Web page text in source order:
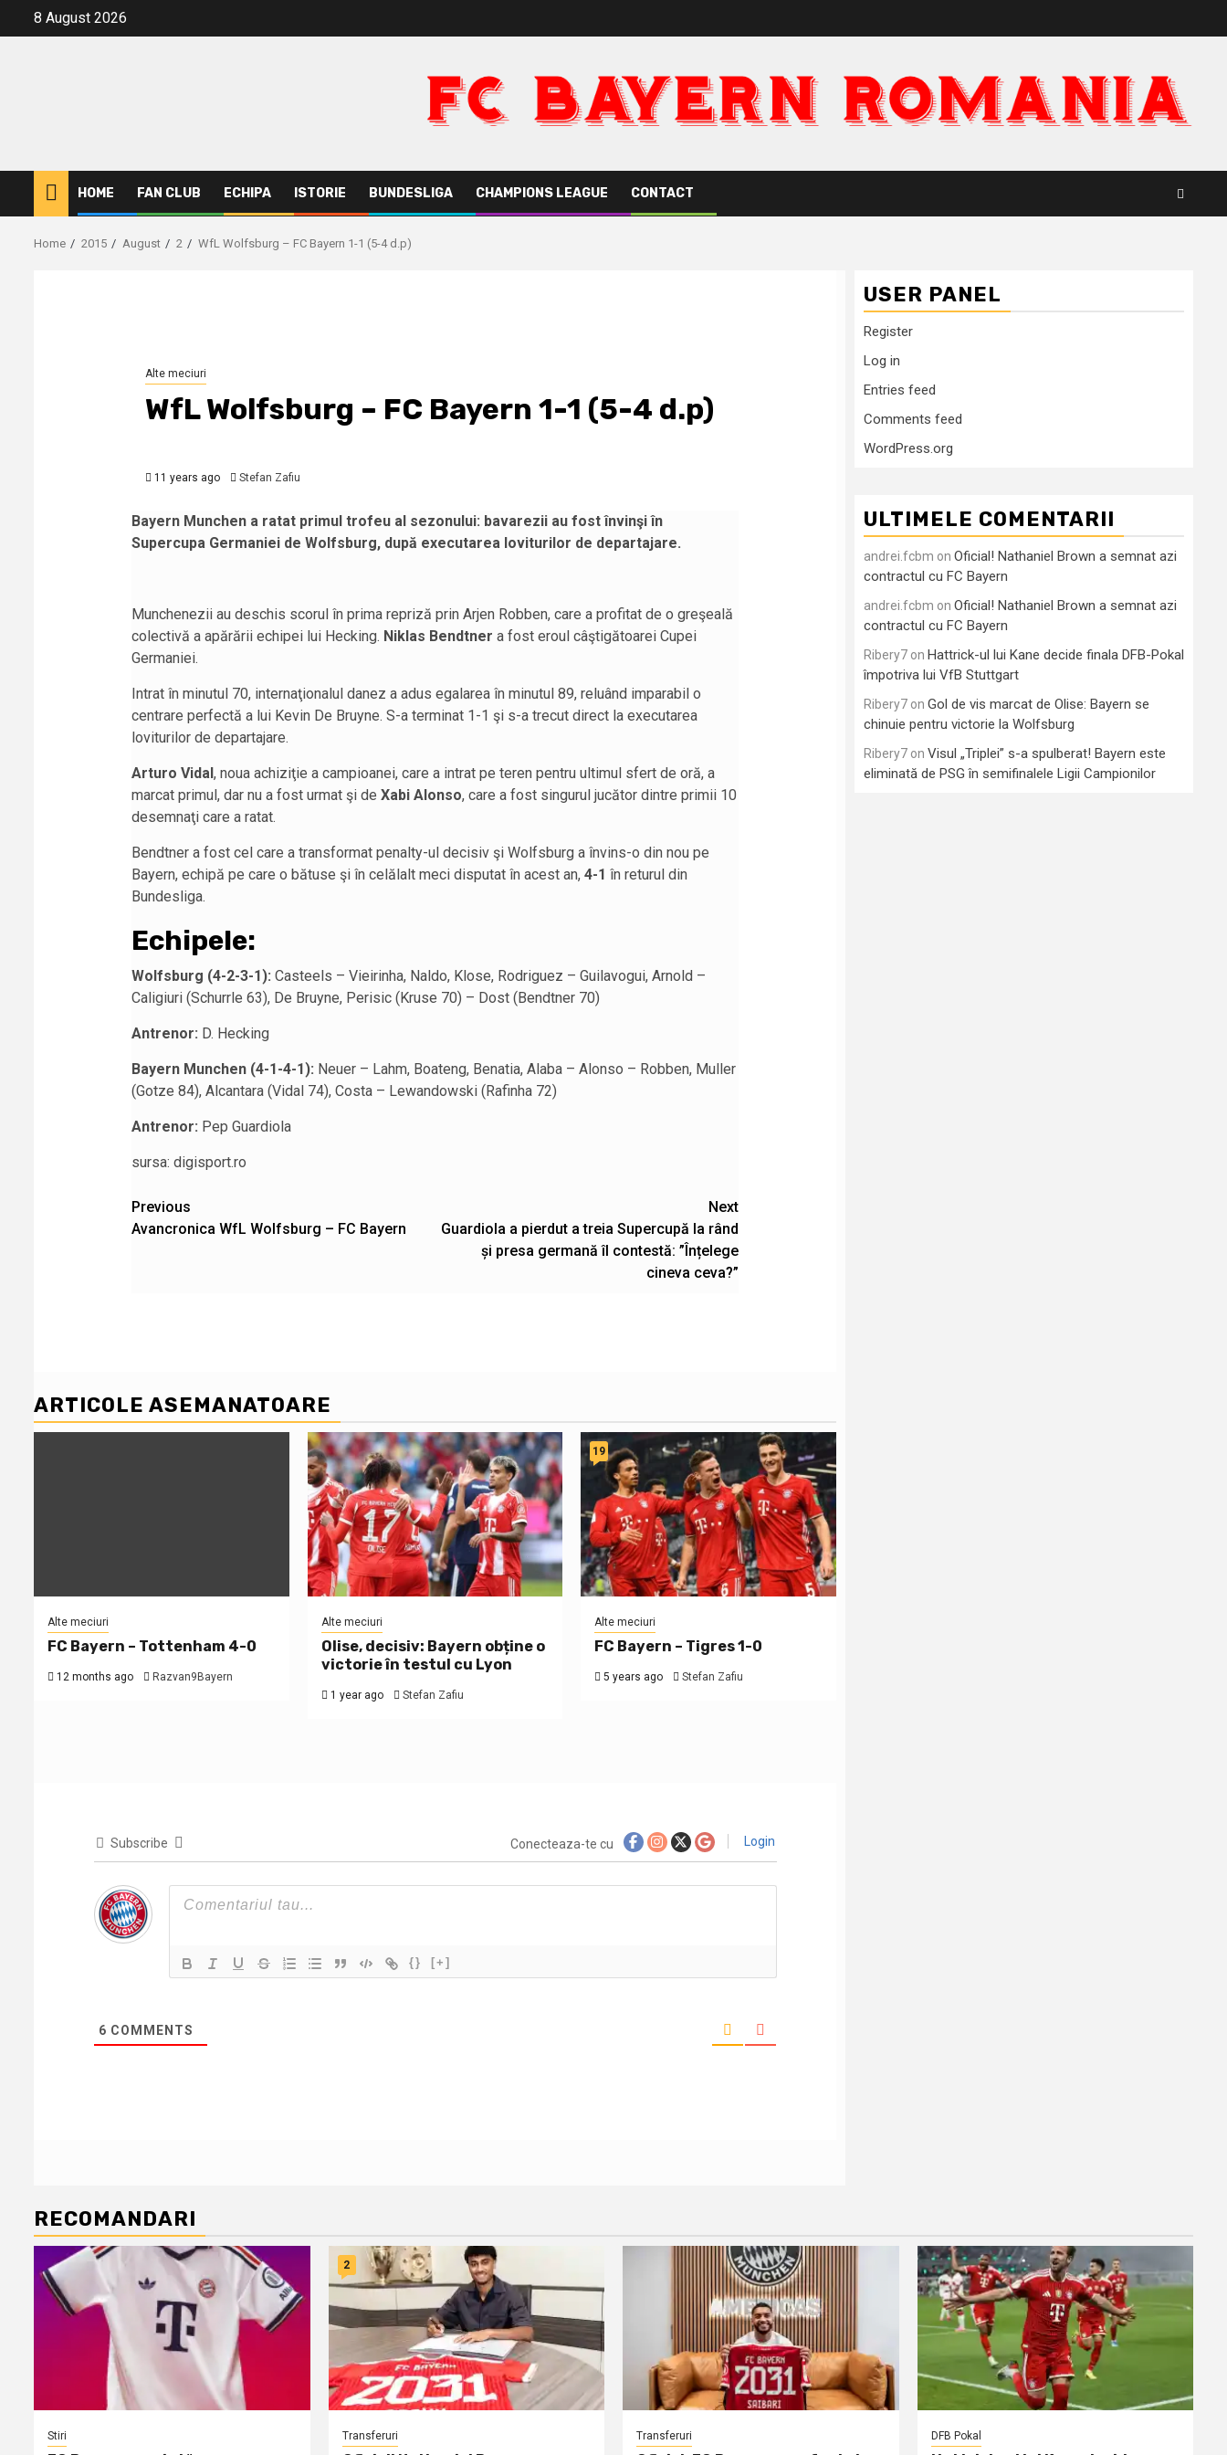
8 August 2026
HOME FAN CLUB ECHIPA ISTORIE BUNDESLIGA CHAMPIONS LEAGUE CONTACT
Home 2015 August 2 WfL Wolfsburg – FC Bayern 1-1 (5-4 d.p)
Alte meciuri
WfL Wolfsburg – FC Bayern 1-1 (5-4 d.p)
11 years ago Stefan Zafiu
Bayern Munchen a ratat primul trofeu al sezonului: bavarezii au fost învinşi în
Supercupa Germaniei de Wolfsburg, după executarea loviturilor de departajare.
Munchenezii au deschis scorul în prima repriză prin Arjen Robben, care a profitat de o greşeală
colectivă a apărării echipei lui Hecking. Niklas Bendtner a fost eroul câştigătoarei Cupei
Germaniei.
Intrat în minutul 70, internaţionalul danez a adus egalarea în minutul 89, reluând imparabil o
centrare perfectă a lui Kevin De Bruyne. S-a terminat 1-1 şi s-a trecut direct la executarea
loviturilor de departajare.
Arturo Vidal, noua achiziţie a campioanei, care a intrat pe teren pentru ultimul sfert de oră, a
marcat primul, dar nu a fost urmat şi de Xabi Alonso, care a fost singurul jucător dintre primii 10
desemnaţi care a ratat.
Bendtner a fost cel care a transformat penalty-ul decisiv şi Wolfsburg a învins-o din nou pe
Bayern, echipă pe care o bătuse şi în celălalt meci disputat în acest an, 4-1 în returul din
Bundesliga.
Echipele:
Wolfsburg (4-2-3-1): Casteels – Vieirinha, Naldo, Klose, Rodriguez – Guilavogui, Arnold –
Caligiuri (Schurrle 63), De Bruyne, Perisic (Kruse 70) – Dost (Bendtner 70)
Antrenor: D. Hecking
Bayern Munchen (4-1-4-1): Neuer – Lahm, Boateng, Benatia, Alaba – Alonso – Robben, Muller
(Gotze 84), Alcantara (Vidal 74), Costa – Lewandowski (Rafinha 72)
Antrenor: Pep Guardiola
sursa: digisport.ro
Post
navigation
Previous
Avancronica WfL Wolfsburg – FC Bayern
Next
Guardiola a pierdut a treia Supercupă la rând
și presa germană îl contestă: ”Înțelege
cineva ceva?”
ARTICOLE ASEMANATOARE
Alte meciuri
FC Bayern – Tottenham 4-0
12 months ago Razvan9Bayern
Alte meciuri
Olise, decisiv: Bayern obține o
victorie în testul cu Lyon
1 year ago Stefan Zafiu
19
Alte meciuri
FC Bayern – Tigres 1-0
5 years ago Stefan Zafiu
Subscribe Conecteaza-te cu Login
{} [+]
6 COMMENTS
USER PANEL
Register
Log in
Entries feed
Comments feed
WordPress.org
ULTIMELE COMENTARII
andrei.fcbm on Oficial! Nathaniel Brown a semnat azi
contractul cu FC Bayern
andrei.fcbm on Oficial! Nathaniel Brown a semnat azi
contractul cu FC Bayern
Ribery7 on Hattrick-ul lui Kane decide finala DFB-Pokal
împotriva lui VfB Stuttgart
Ribery7 on Gol de vis marcat de Olise: Bayern se
chinuie pentru victorie la Wolfsburg
Ribery7 on Visul „Triplei” s-a spulberat! Bayern este
eliminată de PSG în semifinalele Ligii Campionilor
RECOMANDARI
Stiri
2
Transferuri Transferuri DFB Pokal